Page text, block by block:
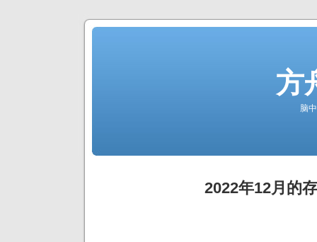
方
脑
2022年12月的